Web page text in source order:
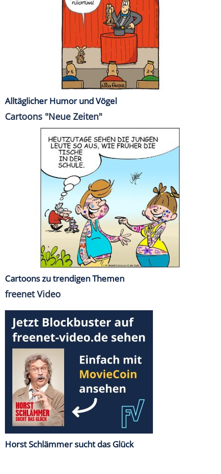
Alltäglicher Humor und Vögel
Cartoons "Neue Zeiten"
Cartoons zu trendigen Themen
freenet Video
Horst Schlämmer sucht das Glück